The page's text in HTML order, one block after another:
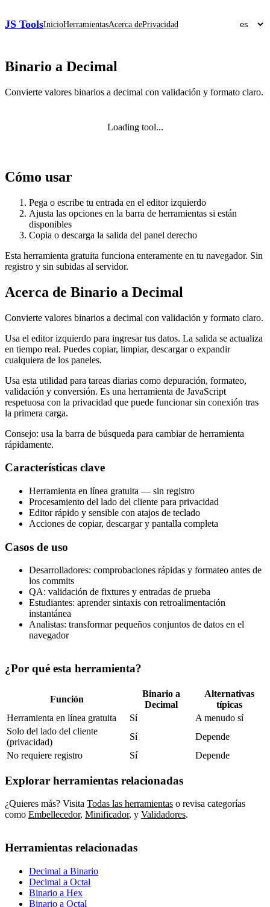
JS ToolsInicioHerramientasAcerca dePrivacidad
Binario a Decimal
Convierte valores binarios a decimal con validación y formato claro.
Loading tool...
Cómo usar
Pega o escribe tu entrada en el editor izquierdo
Ajusta las opciones en la barra de herramientas si están
disponibles
Copia o descarga la salida del panel derecho
Esta herramienta gratuita funciona enteramente en tu navegador. Sin
registro y sin subidas al servidor.
Acerca de Binario a Decimal
Convierte valores binarios a decimal con validación y formato claro.
Usa el editor izquierdo para ingresar tus datos. La salida se actualiza
en tiempo real. Puedes copiar, limpiar, descargar o expandir
cualquiera de los paneles.
Usa esta utilidad para tareas diarias como depuración, formateo,
validación y conversión. Es una herramienta de JavaScript
respetuosa con la privacidad que puede funcionar sin conexión tras
la primera carga.
Consejo: usa la barra de búsqueda para cambiar de herramienta
rápidamente.
Características clave
Herramienta en línea gratuita — sin registro
Procesamiento del lado del cliente para privacidad
Editor rápido y sensible con atajos de teclado
Acciones de copiar, descargar y pantalla completa
Casos de uso
Desarrolladores: comprobaciones rápidas y formateo antes de
los commits
QA: validación de fixtures y entradas de prueba
Estudiantes: aprender sintaxis con retroalimentación
instantánea
Analistas: transformar pequeños conjuntos de datos en el
navegador
¿Por qué esta herramienta?
Función
Binario a
Decimal
Alternativas
típicas
Herramienta en línea gratuita
Sí
A menudo sí
Solo del lado del cliente
(privacidad)
Sí
Depende
No requiere registro
Sí Depende
Explorar herramientas relacionadas
¿Quieres más? Visita Todas las herramientas o revisa categorías
como Embellecedor, Minificador, y Validadores.
Herramientas relacionadas
Decimal a Binario
Decimal a Octal
Binario a Hex
Binario a Octal